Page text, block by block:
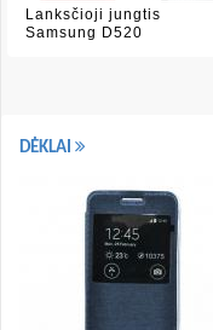
Lanksčioji jungtis
Samsung D520
DĖKLAI